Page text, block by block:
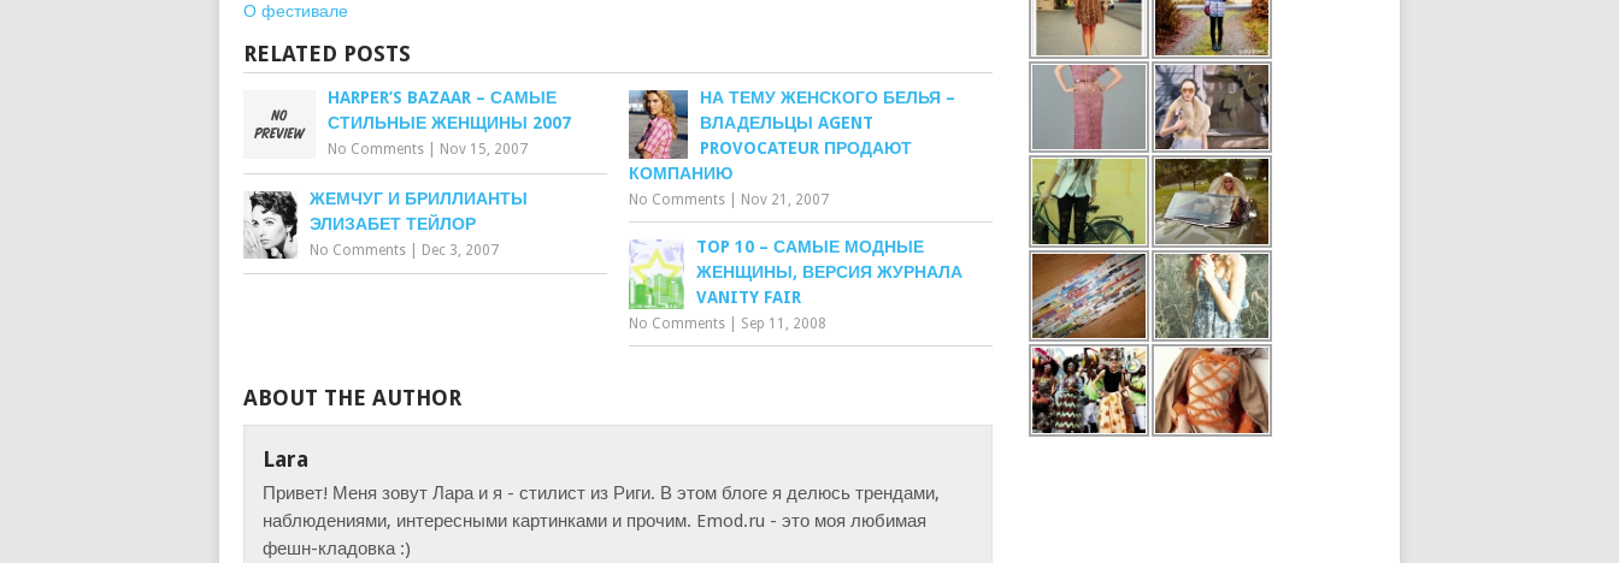
О фестивале
RELATED POSTS
HARPER’S BAZAAR – САМЫЕ
СТИЛЬНЫЕ ЖЕНЩИНЫ 2007
No Comments Nov 15, 2007
НА ТЕМУ ЖЕНСКОГО БЕЛЬЯ –
ВЛАДЕЛЬЦЫ AGENT
PROVOCATEUR ПРОДАЮТ
КОМПАНИЮ
No Comments Nov 21, 2007
ЖЕМЧУГ И БРИЛЛИАНТЫ
ЭЛИЗАБЕТ ТЕЙЛОР
No Comments Dec 3, 2007
TOP 10 – САМЫЕ МОДНЫЕ
ЖЕНЩИНЫ, ВЕРСИЯ ЖУРНАЛА
VANITY FAIR
No Comments Sep 11, 2008
ABOUT THE AUTHOR
Lara
Привет! Меня зовут Лара и я - стилист из Риги. В этом блоге я делюсь трендами,
наблюдениями, интересными картинками и прочим. Emod.ru - это моя любимая
фешн-кладовка :)